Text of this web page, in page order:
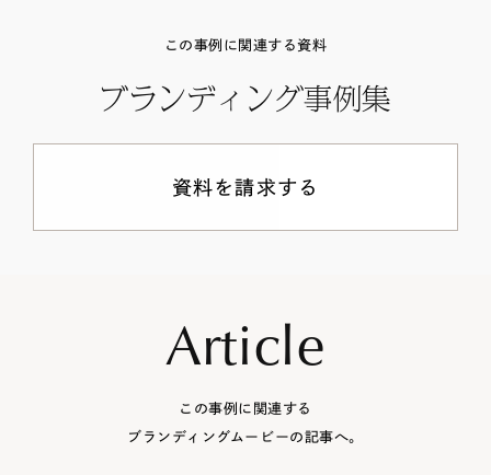
この事例に関連する資料
ブランディング事例集
資料を請求する
Article
この事例に関連する
ブランディングムービーの記事へ。